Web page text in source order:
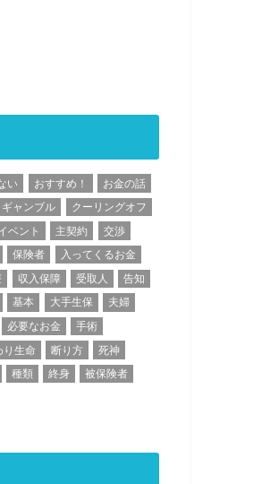
い おすすめ！
お金の話
ギャンブル
クーリングオフ
ベント 主契約
交渉
保険者
入ってくるお金
収入保障 受取人
告知
基本 大手生保
夫婦
必要なお金
手術
り生命
断り方
死神
種類 終身
被保険者